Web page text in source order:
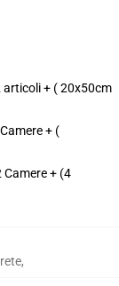
articoli + ( 20x50cm
+ (
Camere + (4
,